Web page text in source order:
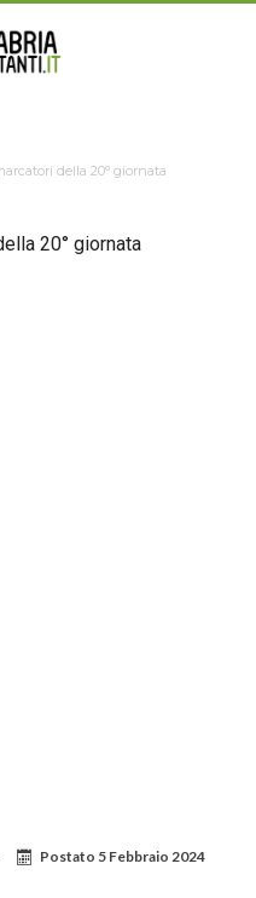
della 20° giornata
20° giornata
Postato 5 Febbraio 2024